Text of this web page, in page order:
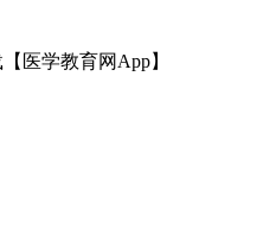
医学教育网App】